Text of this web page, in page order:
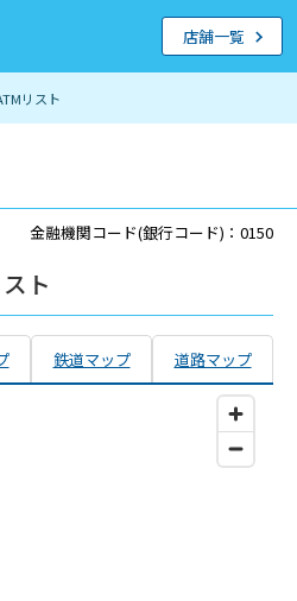
リスト
店舗一覧
金融機関コード(銀行コード)：0150
ト
鉄道マップ 道路マップ